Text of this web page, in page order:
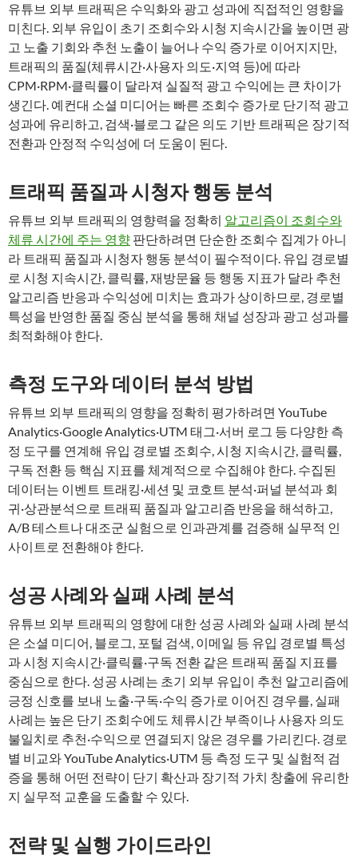
유튜브 외부 트래픽은 수익화와 광고 성과에 직접적인 영향을
미친다. 외부 유입이 초기 조회수와 시청 지속시간을 높이면 광
고 노출 기회와 추천 노출이 늘어나 수익 증가로 이어지지만,
트래픽의 품질(체류시간·사용자 의도·지역 등)에 따라
CPM·RPM·클릭률이 달라져 실질적 광고 수익에는 큰 차이가
생긴다. 예컨대 소셜 미디어는 빠른 조회수 증가로 단기적 광고
성과에 유리하고, 검색·블로그 같은 의도 기반 트래픽은 장기적
전환과 안정적 수익성에 더 도움이 된다.
트래픽 품질과 시청자 행동 분석
유튜브 외부 트래픽의 영향력을 정확히 알고리즘이 조회수와
체류 시간에 주는 영향 판단하려면 단순한 조회수 집계가 아니
라 트래픽 품질과 시청자 행동 분석이 필수적이다. 유입 경로별
로 시청 지속시간, 클릭률, 재방문율 등 행동 지표가 달라 추천
알고리즘 반응과 수익성에 미치는 효과가 상이하므로, 경로별
특성을 반영한 품질 중심 분석을 통해 채널 성장과 광고 성과를
최적화해야 한다.
측정 도구와 데이터 분석 방법
유튜브 외부 트래픽의 영향을 정확히 평가하려면 YouTube
Analytics·Google Analytics·UTM 태그·서버 로그 등 다양한 측
정 도구를 연계해 유입 경로별 조회수, 시청 지속시간, 클릭률,
구독 전환 등 핵심 지표를 체계적으로 수집해야 한다. 수집된
데이터는 이벤트 트래킹·세션 및 코호트 분석·퍼널 분석과 회
귀·상관분석으로 트래픽 품질과 알고리즘 반응을 해석하고,
A/B 테스트나 대조군 실험으로 인과관계를 검증해 실무적 인
사이트로 전환해야 한다.
성공 사례와 실패 사례 분석
유튜브 외부 트래픽의 영향에 대한 성공 사례와 실패 사례 분석
은 소셜 미디어, 블로그, 포털 검색, 이메일 등 유입 경로별 특성
과 시청 지속시간·클릭률·구독 전환 같은 트래픽 품질 지표를
중심으로 한다. 성공 사례는 초기 외부 유입이 추천 알고리즘에
긍정 신호를 보내 노출·구독·수익 증가로 이어진 경우를, 실패
사례는 높은 단기 조회수에도 체류시간 부족이나 사용자 의도
불일치로 추천·수익으로 연결되지 않은 경우를 가리킨다. 경로
별 비교와 YouTube Analytics·UTM 등 측정 도구 및 실험적 검
증을 통해 어떤 전략이 단기 확산과 장기적 가치 창출에 유리한
지 실무적 교훈을 도출할 수 있다.
전략 및 실행 가이드라인